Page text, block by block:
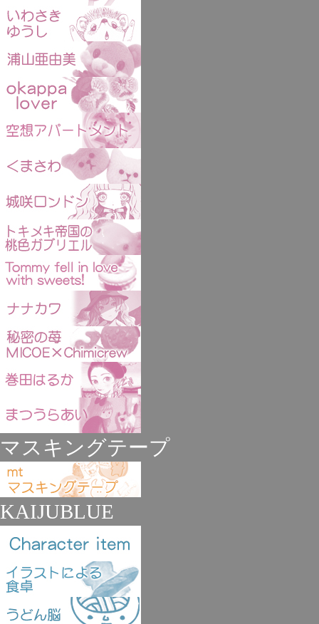
マスキングテープ
KAIJUBLUE